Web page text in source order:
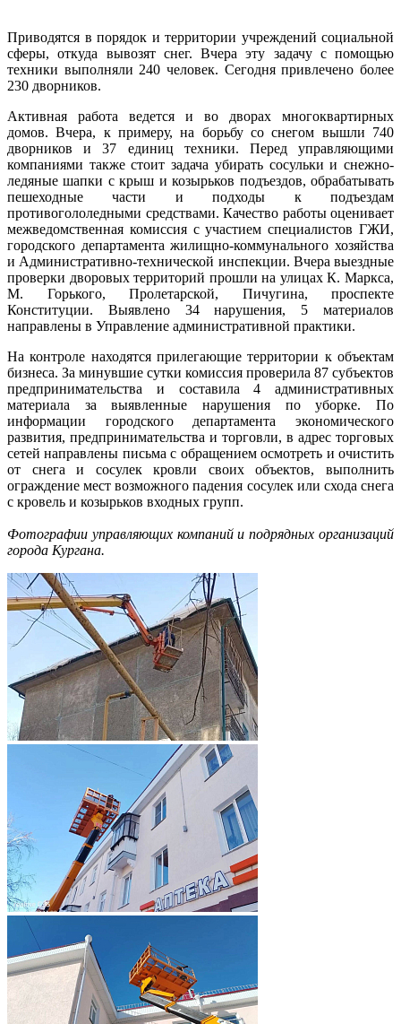
Приводятся в порядок и территории учреждений социальной
сферы, откуда вывозят снег. Вчера эту задачу с помощью
техники выполняли 240 человек. Сегодня привлечено более
230 дворников.
Активная работа ведется и во дворах многоквартирных
домов. Вчера, к примеру, на борьбу со снегом вышли 740
дворников и 37 единиц техники. Перед управляющими
компаниями также стоит задача убирать сосульки и снежно-
ледяные шапки с крыш и козырьков подъездов, обрабатывать
пешеходные части и подходы к подъездам
противогололедными средствами. Качество работы оценивает
межведомственная комиссия с участием специалистов ГЖИ,
городского департамента жилищно-коммунального хозяйства
и Административно-технической инспекции. Вчера выездные
проверки дворовых территорий прошли на улицах К. Маркса,
М. Горького, Пролетарской, Пичугина, проспекте
Конституции. Выявлено 34 нарушения, 5 материалов
направлены в Управление административной практики.
На контроле находятся прилегающие территории к объектам
бизнеса. За минувшие сутки комиссия проверила 87 субъектов
предпринимательства и составила 4 административных
материала за выявленные нарушения по уборке. По
информации городского департамента экономического
развития, предпринимательства и торговли, в адрес торговых
сетей направлены письма с обращением осмотреть и очистить
от снега и сосулек кровли своих объектов, выполнить
ограждение мест возможного падения сосулек или схода снега
с кровель и козырьков входных групп.
Фотографии управляющих компаний и подрядных организаций
города Кургана.